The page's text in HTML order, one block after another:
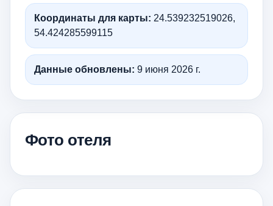
Координаты для карты: 24.539232519026,
54.424285599115
Данные обновлены: 9 июня 2026 г.
Фото отеля